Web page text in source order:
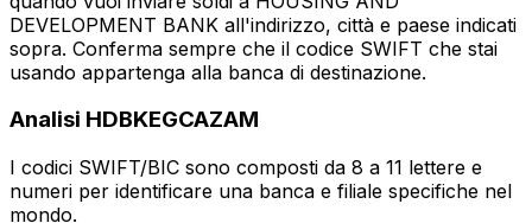
DEVELOPMENT BANK all'indirizzo, città e paese indicati
sopra. Conferma sempre che il codice SWIFT che stai
usando appartenga alla banca di destinazione.
Analisi HDBKEGCAZAM
I codici SWIFT/BIC sono composti da 8 a 11 lettere e
numeri per identificare una banca e filiale specifiche nel
mondo.